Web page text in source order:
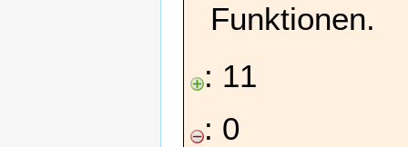
Funktionen.
: 11
: 0